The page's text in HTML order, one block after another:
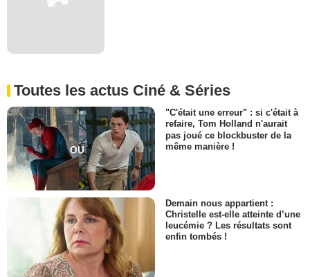
Toutes les actus Ciné & Séries
"C'était une erreur" : si c'était à
refaire, Tom Holland n'aurait
pas joué ce blockbuster de la
même manière !
Demain nous appartient :
Christelle est-elle atteinte d’une
leucémie ? Les résultats sont
enfin tombés !